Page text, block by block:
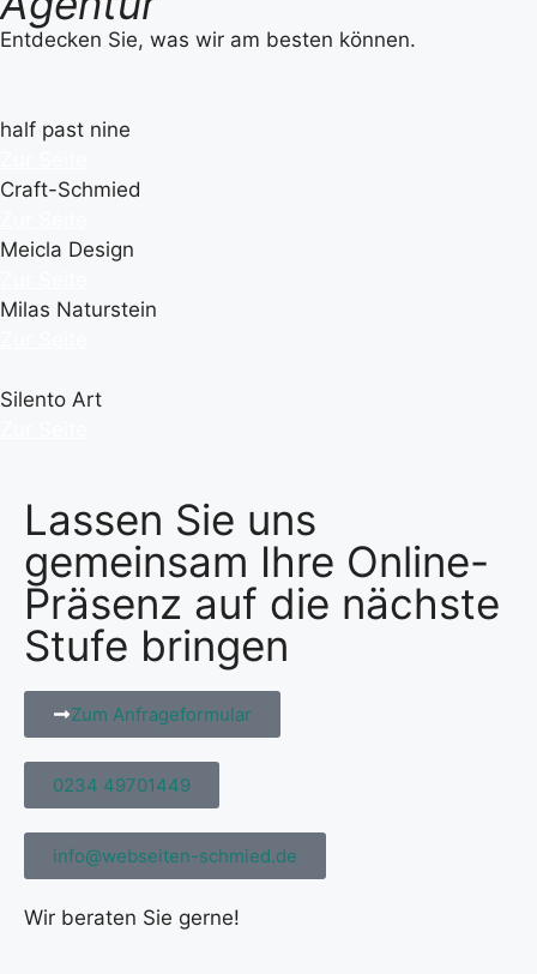
Entdecken Sie, was wir am besten können.
half past nine
Craft-Schmied
Meicla Design
Milas Naturstein
Silento Art
Lassen Sie uns
gemeinsam Ihre Online-
Präsenz auf die nächste
Stufe bringen
Zum Anfrageformular
0234 49701449
info@webseiten-schmied.de
Wir beraten Sie gerne!